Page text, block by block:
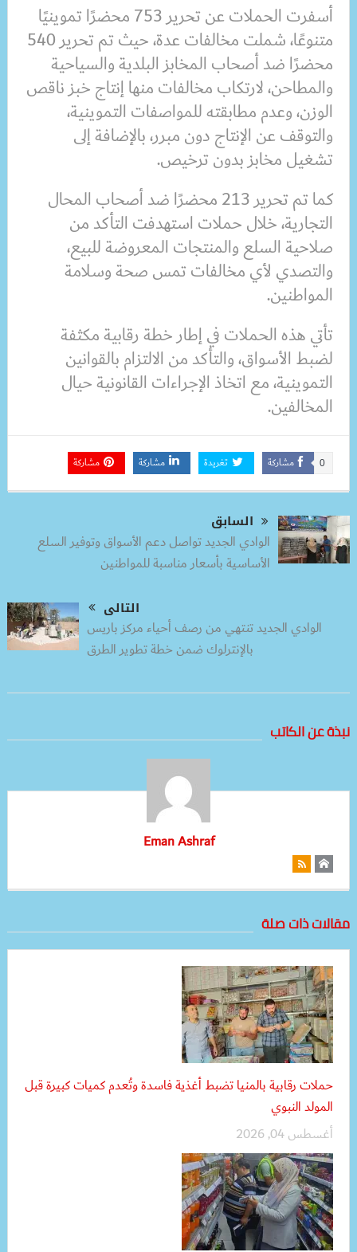
أسفرت الحملات عن تحرير 753 محضرًا تموينيًا
متنوعًا، شملت مخالفات عدة، حيث تم تحرير 540
محضرًا ضد أصحاب المخابز البلدية والسياحية
والمطاحن، لارتكاب مخالفات منها إنتاج خبز ناقص
الوزن، وعدم مطابقته للمواصفات التموينية،
والتوقف عن الإنتاج دون مبرر، بالإضافة إلى
تشغيل مخابز بدون ترخيص.
كما تم تحرير 213 محضرًا ضد أصحاب المحال
التجارية، خلال حملات استهدفت التأكد من
صلاحية السلع والمنتجات المعروضة للبيع،
والتصدي لأي مخالفات تمس صحة وسلامة
المواطنين.
تأتي هذه الحملات في إطار خطة رقابية مكثفة
لضبط الأسواق، والتأكد من الالتزام بالقوانين
التموينية، مع اتخاذ الإجراءات القانونية حيال
المخالفين.
مشاركة 0 تغريدة مشاركة مشاركة
السابق
الوادي الجديد تواصل دعم الأسواق وتوفير السلع
الأساسية بأسعار مناسبة للمواطنين
التالى
الوادي الجديد تنتهي من رصف أحياء مركز باريس
بالإنترلوك ضمن خطة تطوير الطرق
نبذة عن الكاتب
Eman Ashraf
مقالات ذات صلة
حملات رقابية بالمنيا تضبط أغذية فاسدة وتُعدم كميات كبيرة قبل
المولد النبوي
أغسطس 04, 2026